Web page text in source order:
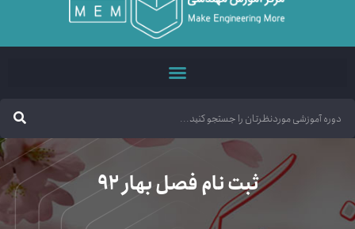
ثبت نام فصل بهار 92